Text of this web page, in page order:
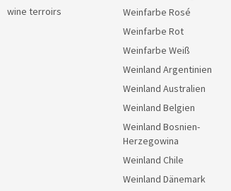
wine terroirs
Weinfarbe Rosé
Weinfarbe Rot
Weinfarbe Weiß
Weinland Argentinien
Weinland Australien
Weinland Belgien
Weinland Bosnien-
Herzegowina
Weinland Chile
Weinland Dänemark